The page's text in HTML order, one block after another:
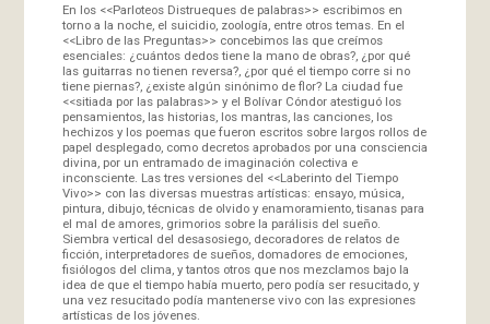
En los <<Parloteos Distrueques de palabras>> escribimos en
torno a la noche, el suicidio, zoología, entre otros temas. En el
<<Libro de las Preguntas>> concebimos las que creímos
esenciales: ¿cuántos dedos tiene la mano de obras?, ¿por qué
las guitarras no tienen reversa?, ¿por qué el tiempo corre si no
tiene piernas?, ¿existe algún sinónimo de flor? La ciudad fue
<<sitiada por las palabras>> y el Bolívar Cóndor atestiguó los
pensamientos, las historias, los mantras, las canciones, los
hechizos y los poemas que fueron escritos sobre largos rollos de
papel desplegado, como decretos aprobados por una consciencia
divina, por un entramado de imaginación colectiva e
inconsciente. Las tres versiones del <<Laberinto del Tiempo
Vivo>> con las diversas muestras artísticas: ensayo, música,
pintura, dibujo, técnicas de olvido y enamoramiento, tisanas para
el mal de amores, grimorios sobre la parálisis del sueño.
Siembra vertical del desasosiego, decoradores de relatos de
ficción, interpretadores de sueños, domadores de emociones,
fisiólogos del clima, y tantos otros que nos mezclamos bajo la
idea de que el tiempo había muerto, pero podía ser resucitado, y
una vez resucitado podía mantenerse vivo con las expresiones
artísticas de los jóvenes.